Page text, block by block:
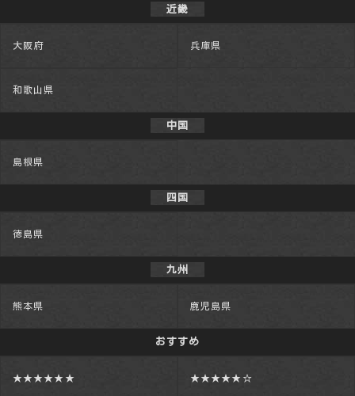
近畿
大阪府 兵庫県
和歌山県
中国
島根県
四国
徳島県
九州
熊本県 鹿児島県
おすすめ
★★★★★★ ★★★★★☆